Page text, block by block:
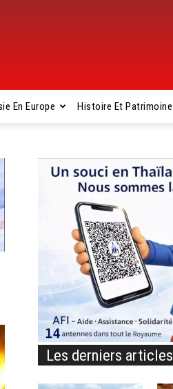
En Europe Histoire Et Patrimoine
Les derniers articles